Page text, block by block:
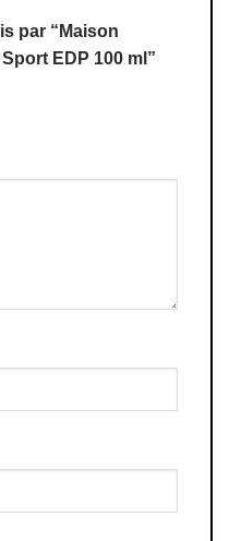
par “Maison
EDP 100 ml”